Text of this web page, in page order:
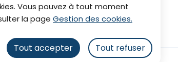
Vous pouvez à tout moment
la page Gestion des cookies.
Tout accepter Tout refuser